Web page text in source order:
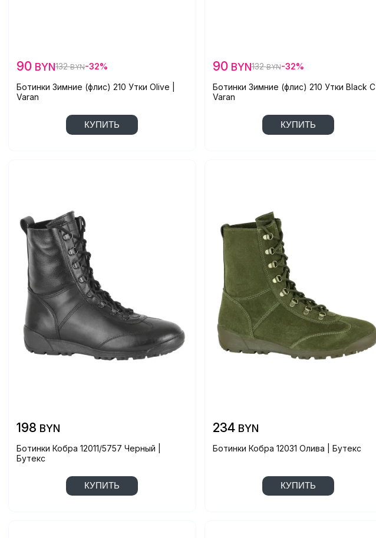
Ботинки Зимние (флис) 210 Утки Olive |
Varan
90 BYN132BYN-32%
КУПИТЬ
Ботинки Зимние (флис) 210 Утки Black C |
Varan
90 BYN132BYN-32%
КУПИТЬ
Ботинки Кобра 12011/5757 Черный |
Бутекс
198 BYN
КУПИТЬ
Ботинки Кобра 12031 Олива | Бутекс
234 BYN
КУПИТЬ